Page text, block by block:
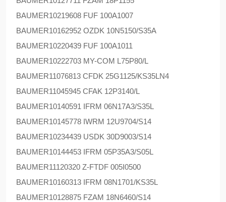
BAUMER10219608 FUF 100A1007
BAUMER10162952 OZDK 10N5150/S35A
BAUMER10220439 FUF 100A1011
BAUMER10222703 MY-COM L75P80/L
BAUMER11076813 CFDK 25G1125/KS35LN4
BAUMER11045945 CFAK 12P3140/L
BAUMER10140591 IFRM 06N17A3/S35L
BAUMER10145778 IWRM 12U9704/S14
BAUMER10234439 USDK 30D9003/S14
BAUMER10144453 IFRM 05P35A3/S05L
BAUMER11120320 Z-FTDF 005I0500
BAUMER10160313 IFRM 08N1701/KS35L
BAUMER10128875 FZAM 18N6460/S14